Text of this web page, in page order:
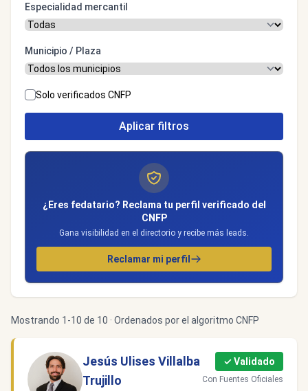
Especialidad mercantil
Municipio / Plaza
Solo verificados CNFP
Aplicar filtros
¿Eres fedatario? Reclama tu perfil verificado del
CNFP
Gana visibilidad en el directorio y recibe más leads.
Reclamar mi perfil
Mostrando 1-10 de 10 · Ordenados por el algoritmo CNFP
Jesús Ulises Villalba
Trujillo
✓ Validado
Con Fuentes Oficiales